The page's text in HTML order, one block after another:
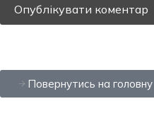
Повернутись на головну